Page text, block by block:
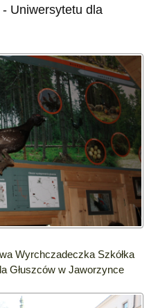
- Uniwersytetu dla
Wyrchczadeczka Szkółka
Głuszców w Jaworzynce